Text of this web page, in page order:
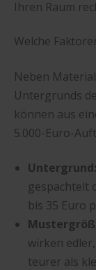
Ihren Raum
Welche
Neben
Untergrunds
können aus
5.000-Euro-
Untergrund:
gespachtelt
bis 35 Euro
wirken
teurer als